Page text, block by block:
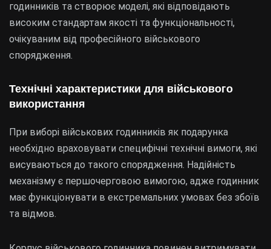
годинників та створює моделі, які відповідають
високим стандартам якості та функціональності,
очікуваним від професійного військового
спорядження.
Технічні характеристики для військового
використання
При виборі військових годинників як подарунка
необхідно враховувати специфічні технічні вимоги, які
висуваються до такого спорядження. Надійність
механізму є першочерговою вимогою, адже годинник
має функціонувати в екстремальних умовах без збоїв
та відмов.